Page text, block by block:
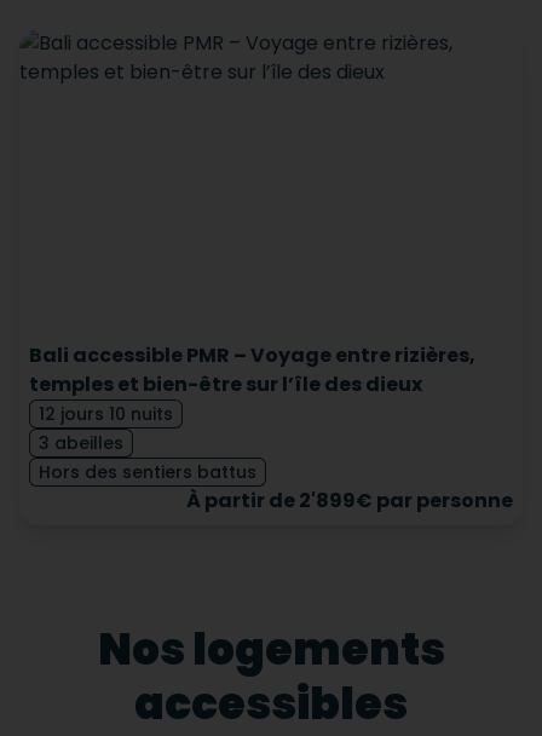
Bali accessible PMR – Voyage entre rizières,
temples et bien-être sur l’île des dieux
12 jours 10 nuits
3 abeilles
Hors des sentiers battus
À partir de 2'899€ par personne
Nos logements
accessibles